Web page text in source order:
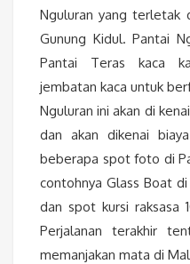
Nguluran yang terletak
Gunung Kidul. Pantai
Pantai Teras kaca
jembatan kaca untuk
Nguluran ini akan di
dan akan dikenai
beberapa spot foto di
contohnya Glass Boat
dan spot kursi raksasa
Perjalanan terakhir
memanjakan mata di